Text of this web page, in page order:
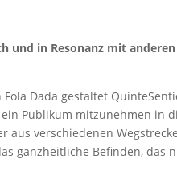
und in Resonanz mit
Dada gestaltet
Publikum mitzunehmen in
aus verschiedenen
ganzheitliche Befinden, das